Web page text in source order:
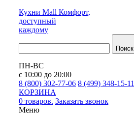
Кухни Mall Комфорт,
доступный
каждому
Поиск
ПН-ВС
с 10:00 до 20:00
8 (800) 302-77-06 8 (499) 348-15-11
КОРЗИНА
0 товаров. Заказать звонок
Меню